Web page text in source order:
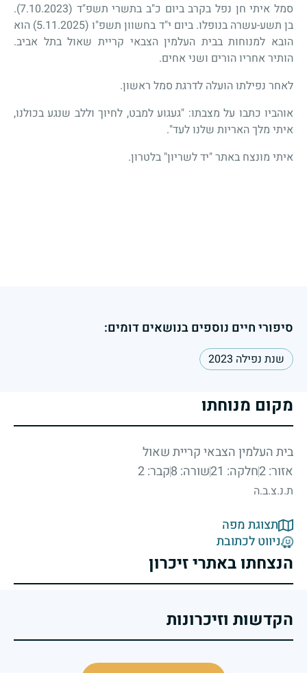
סמל איתי חן נפל בקרב ביום כ"ב בתשרי תשפ"ד (7.10.2023).
בן תשע-עשרה בנופלו. ביום י"ד בחשוון תשפ"ו (5.11.2025) הוא
הובא למנוחות בבית העלמין הצבאי קריית שאול בתל אביב.
הותיר אחריו הורים ושני אחים.
לאחר נפילתו הועלה לדרגת סמל ראשון.
אוהביו כתבו על מצבתו: "געגוע למבט, לחיוך וללב שנגע בכולנו,
איתי מלך האריות שלנו לעד".
איתי מונצח באתר "יד לשריון" בלטרון.
סיפורי חיים נוספים בנושאים דומים:
שנת נפילה 2023
מקום מנוחתו
בית העלמין הצבאי קריית שאול
אזור: 2
חלקה: 21 שורה: 8 קבר: 2
ת.נ.צ.ב.ה
תצוגת מפה
ניווט לכתובת
הנצחתו באתרי זיכרון
הקדשות וזיכרונות